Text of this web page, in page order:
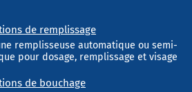
de remplissage
remplisseuse automatique ou semi-
pour dosage, remplissage et visage
de bouchage